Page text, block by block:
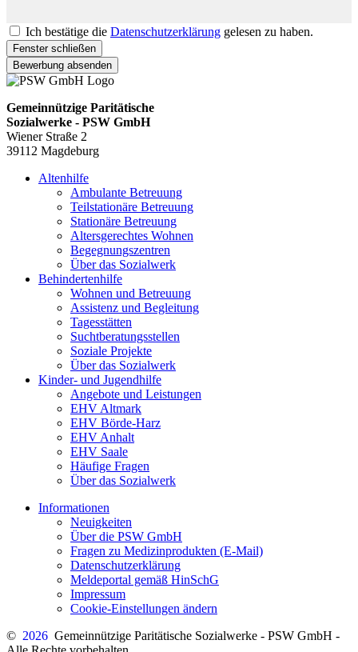
Ich bestätige die Datenschutzerklärung gelesen zu haben.
Fenster schließen
Bewerbung absenden
Gemeinnützige Paritätische
Sozialwerke - PSW GmbH
Wiener Straße 2
39112 Magdeburg
Altenhilfe
Ambulante Betreuung
Teilstationäre Betreuung
Stationäre Betreuung
Altersgerechtes Wohnen
Begegnungszentren
Über das Sozialwerk
Behindertenhilfe
Wohnen und Betreuung
Assistenz und Begleitung
Tagesstätten
Suchtberatungsstellen
Soziale Projekte
Über das Sozialwerk
Kinder- und Jugendhilfe
Angebote und Leistungen
EHV Altmark
EHV Börde-Harz
EHV Anhalt
EHV Saale
Häufige Fragen
Über das Sozialwerk
Informationen
Neuigkeiten
Über die PSW GmbH
Fragen zu Medizinprodukten (E-Mail)
Datenschutzerklärung
Meldeportal gemäß HinSchG
Impressum
Cookie-Einstellungen ändern
© 2026 Gemeinnützige Paritätische Sozialwerke - PSW GmbH -